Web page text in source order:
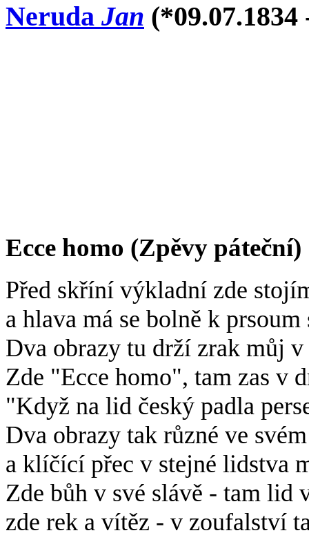
Neruda Jan (*09.07.1834
Ecce homo (Zpěvy páteční)
Před skříní výkladní zde
a hlava má se bolně k
Dva obrazy tu drží zrak můj
Zde "Ecce homo", tam zas v
"Když na lid český padla
Dva obrazy tak různé ve
a klíčící přec v stejné lidstva
Zde bůh v své slávě - tam lid
zde rek a vítěz - v zoufalství